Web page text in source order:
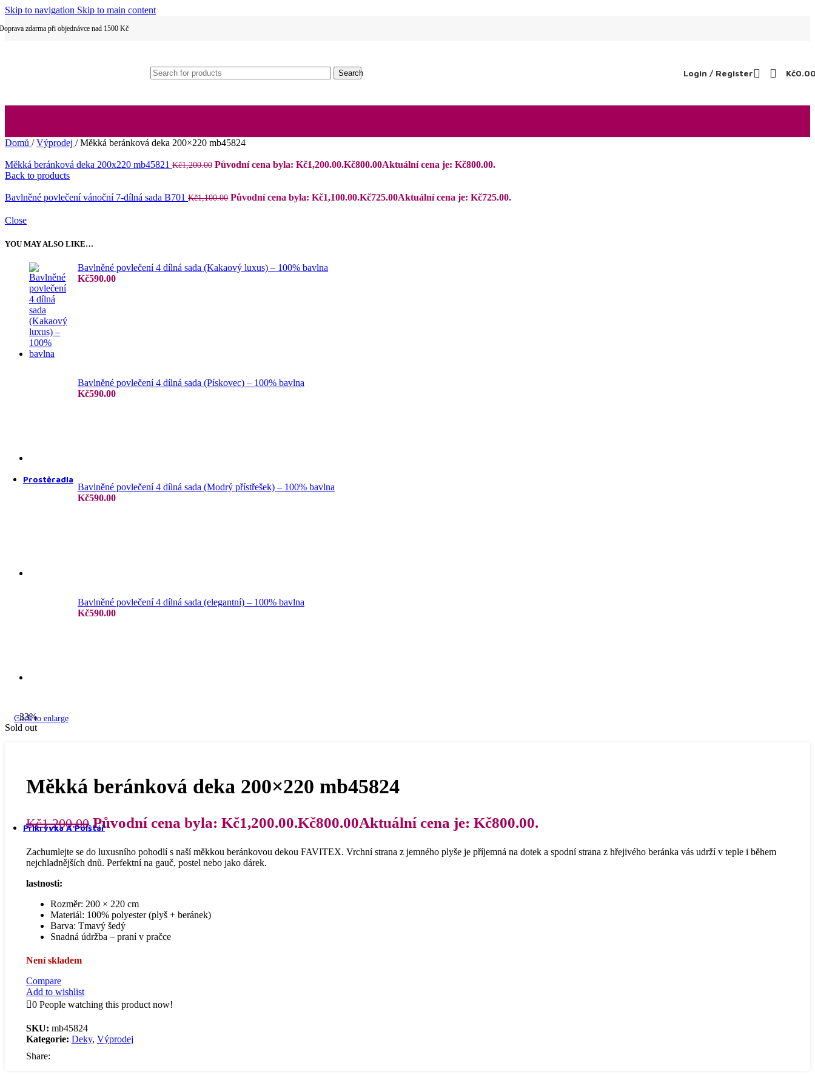
Skip to navigation Skip to main content
zdarma při objednávce nad 1500 Kč
Search Login / Register Kč
Dětské povlečení
2 dílné povlečení
3 dílné povlečení
4 dílné povlečení
6 dílné povlečení
Prostěradla
Prostěradla z mikroplyše
Přikrývka A Polštář
Přikrývky a polštáře
Přikrývky
Domů / Výprodej / Měkká beránková deka 200×220 mb45824
Měkká beránková deka 200x220 mb45821 Kč1,200.00 Původní cena byla: Kč1,200.00.Kč800.00Aktuální cena je: Kč800.00.
Back to products
Bavlněné povlečení vánoční 7-dílná sada B701 Kč1,100.00 Původní cena byla: Kč1,100.00.Kč725.00Aktuální cena je: Kč725.00.
Close
YOU MAY ALSO LIKE…
Bavlněné povlečení 4 dílná sada (Kakaový luxus) – 100% bavlna
Kč590.00
Bavlněné povlečení 4 dílná sada (Pískovec) – 100% bavlna
Kč590.00
Bavlněné povlečení 4 dílná sada (Modrý přístřešek) – 100% bavlna
Kč590.00
Bavlněné povlečení 4 dílná sada (elegantní) – 100% bavlna
Kč590.00
-33%
Sold out
Click to enlarge
Měkká beránková deka 200×220 mb45824
Kč1,200.00 Původní cena byla: Kč1,200.00.Kč800.00Aktuální cena je: Kč800.00.
Zachumlejte se do luxusního pohodlí s naší měkkou beránkovou dekou FAVITEX. Vrchní strana z jemného plyše je příjemná na dotek a spodní strana z hřejivého beránka vás udrží v teple i během
nejchladnějších dnů. Perfektní na gauč, postel nebo jako dárek.
lastnosti:
Rozměr: 200 × 220 cm
Materiál: 100% polyester (plyš + beránek)
Barva: Tmavý šedý
Snadná údržba – praní v pračce
Není skladem
Compare
Add to wishlist
0 People watching this product now!
SKU: mb45824
Kategorie: Deky, Výprodej
Share: